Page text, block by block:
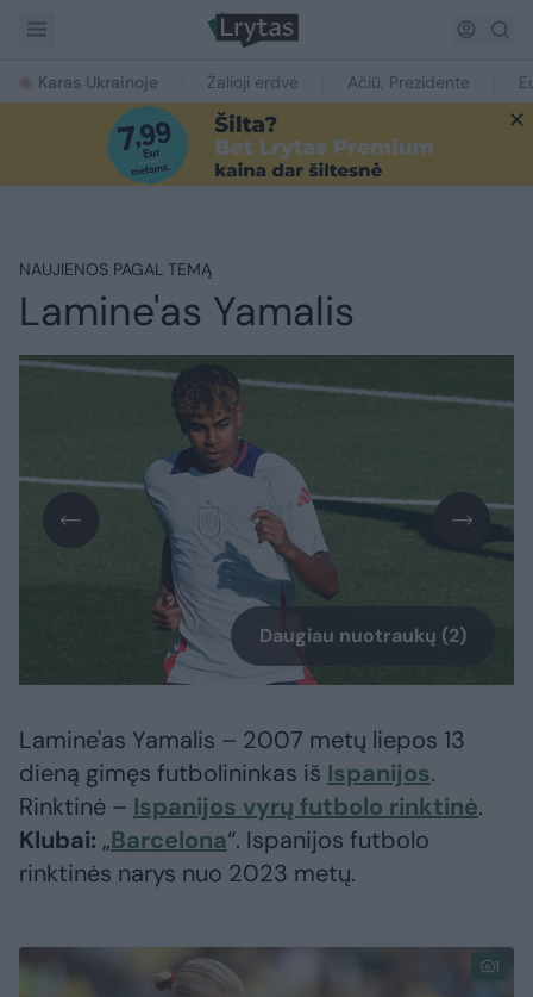
Karas Ukrainoje Žalioji erdvė Ačiū, Prezidente
NAUJIENOS PAGAL TEMĄ
Lamine'as Yamalis
Daugiau nuotraukų (2)
Lamine'as Yamalis – 2007 metų liepos 13
dieną gimęs futbolininkas iš Ispanijos.
Rinktinė – Ispanijos vyrų futbolo rinktinė.
Klubai: „Barcelona“. Ispanijos futbolo
rinktinės narys nuo 2023 metų.
1